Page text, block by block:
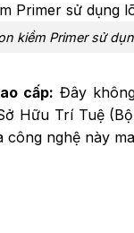
kiềm Primer sử
cấp: Đây
Hữu Trí Tuệ
nghệ này